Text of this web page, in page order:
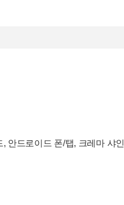
안드로이드 폰/탭, 크레마 샤인